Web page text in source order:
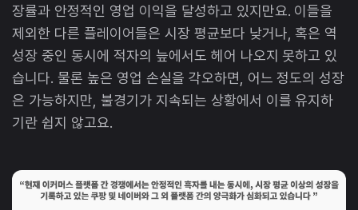
장률과 안정적인 영업 이익을 달성하고 있지만요. 이들을
제외한 다른 플레이어들은 시장 평균보다 낮거나, 혹은 역
성장 중인 동시에 적자의 늪에서도 헤어 나오지 못하고 있
습니다. 물론 높은 영업 손실을 각오하면, 어느 정도의 성장
은 가능하지만, 불경기가 지속되는 상황에서 이를 유지하
기란 쉽지 않고요.